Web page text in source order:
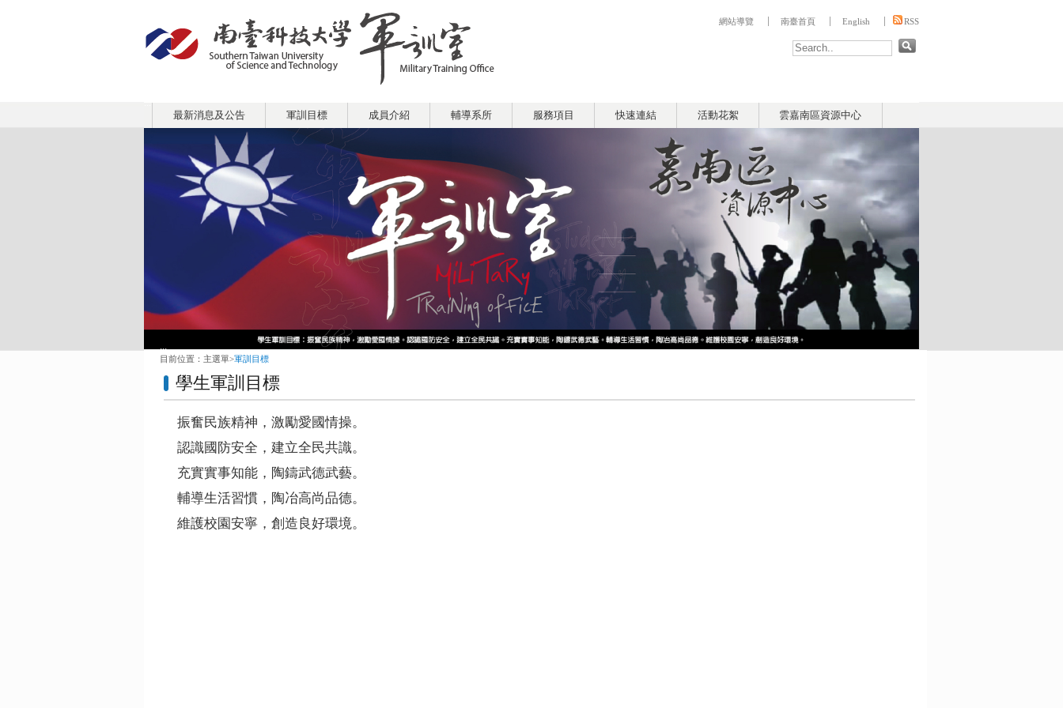
網站導覽 南臺首頁 English RSS
最新消息及公告 軍訓目標 成員介紹 輔導系所 服務項目 快速連結 活動花絮 雲嘉南區資源中心
:::
目前位置： 主選單>軍訓目標
學生軍訓目標
振奮民族精神，激勵愛國情操。
認識國防安全，建立全民共識。
充實實事知能，陶鑄武德武藝。
輔導生活習慣，陶冶高尚品德。
維護校園安寧，創造良好環境。